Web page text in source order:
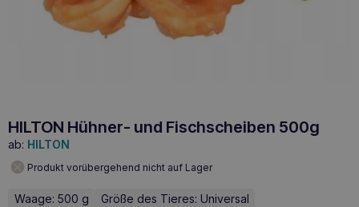
HILTON Hühner- und Fischscheiben 500g
ab: HILTON
Produkt vorübergehend nicht auf Lager
Waage: 500 g
Größe des Tieres: Universal